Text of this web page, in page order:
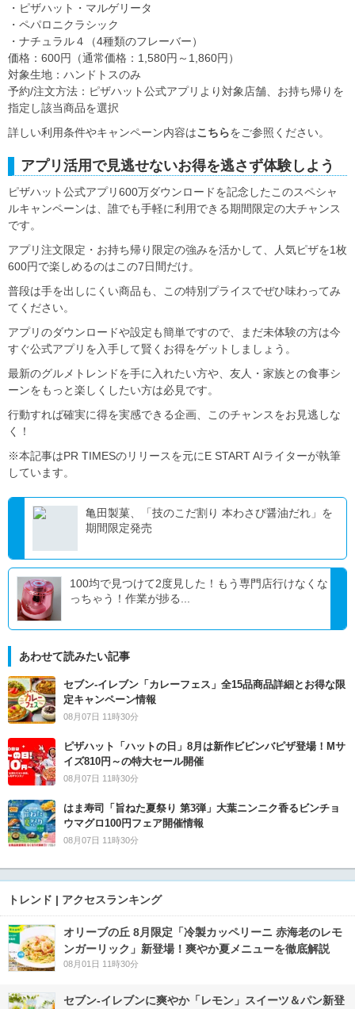
・ピザハット・マルゲリータ
・ペパロニクラシック
・ナチュラル４（4種類のフレーバー）
価格：600円（通常価格：1,580円～1,860円）
対象生地：ハンドトスのみ
予約/注文方法：ピザハット公式アプリより対象店舗、お持ち帰りを
指定し該当商品を選択
詳しい利用条件やキャンペーン内容はこちらをご参照ください。
アプリ活用で見逃せないお得を逃さず体験しよう
ピザハット公式アプリ600万ダウンロードを記念したこのスペシャ
ルキャンペーンは、誰でも手軽に利用できる期間限定の大チャンス
です。
アプリ注文限定・お持ち帰り限定の強みを活かして、人気ピザを1枚
600円で楽しめるのはこの7日間だけ。
普段は手を出しにくい商品も、この特別プライスでぜひ味わってみ
てください。
アプリのダウンロードや設定も簡単ですので、まだ未体験の方は今
すぐ公式アプリを入手して賢くお得をゲットしましょう。
最新のグルメトレンドを手に入れたい方や、友人・家族との食事シ
ーンをもっと楽しくしたい方は必見です。
行動すれば確実に得を実感できる企画、このチャンスをお見逃しな
く！
※本記事はPR TIMESのリリースを元にE START AIライターが執筆
しています。
亀田製菓、「技のこだ割り 本わさび醤油だれ」を
期間限定発売
100均で見つけて2度見した！もう専門店行けなくな
っちゃう！作業が捗る...
あわせて読みたい記事
セブン‐イレブン「カレーフェス」全15品商品詳細とお得な限
定キャンペーン情報
08月07日 11時30分
ピザハット「ハットの日」8月は新作ビビンバピザ登場！Mサ
イズ810円～の特大セール開催
08月07日 11時30分
はま寿司「旨ねた夏祭り 第3弾」大葉ニンニク香るビンチョ
ウマグロ100円フェア開催情報
08月07日 11時30分
トレンド | アクセスランキング
オリーブの丘 8月限定「冷製カッペリーニ 赤海老のレモ
ンガーリック」新登場！爽やか夏メニューを徹底解説
08月01日 11時30分
セブン‐イレブンに爽やか「レモン」スイーツ＆パン新登